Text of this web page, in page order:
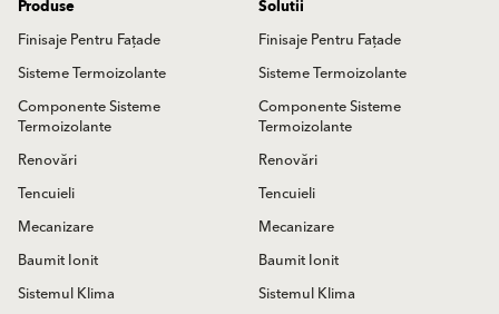
Produse
Finisaje Pentru Fațade
Sisteme Termoizolante
Componente Sisteme
Termoizolante
Renovări
Tencuieli
Mecanizare
Baumit Ionit
Sistemul Klima
Solutii
Finisaje Pentru Fațade
Sisteme Termoizolante
Componente Sisteme
Termoizolante
Renovări
Tencuieli
Mecanizare
Baumit Ionit
Sistemul Klima